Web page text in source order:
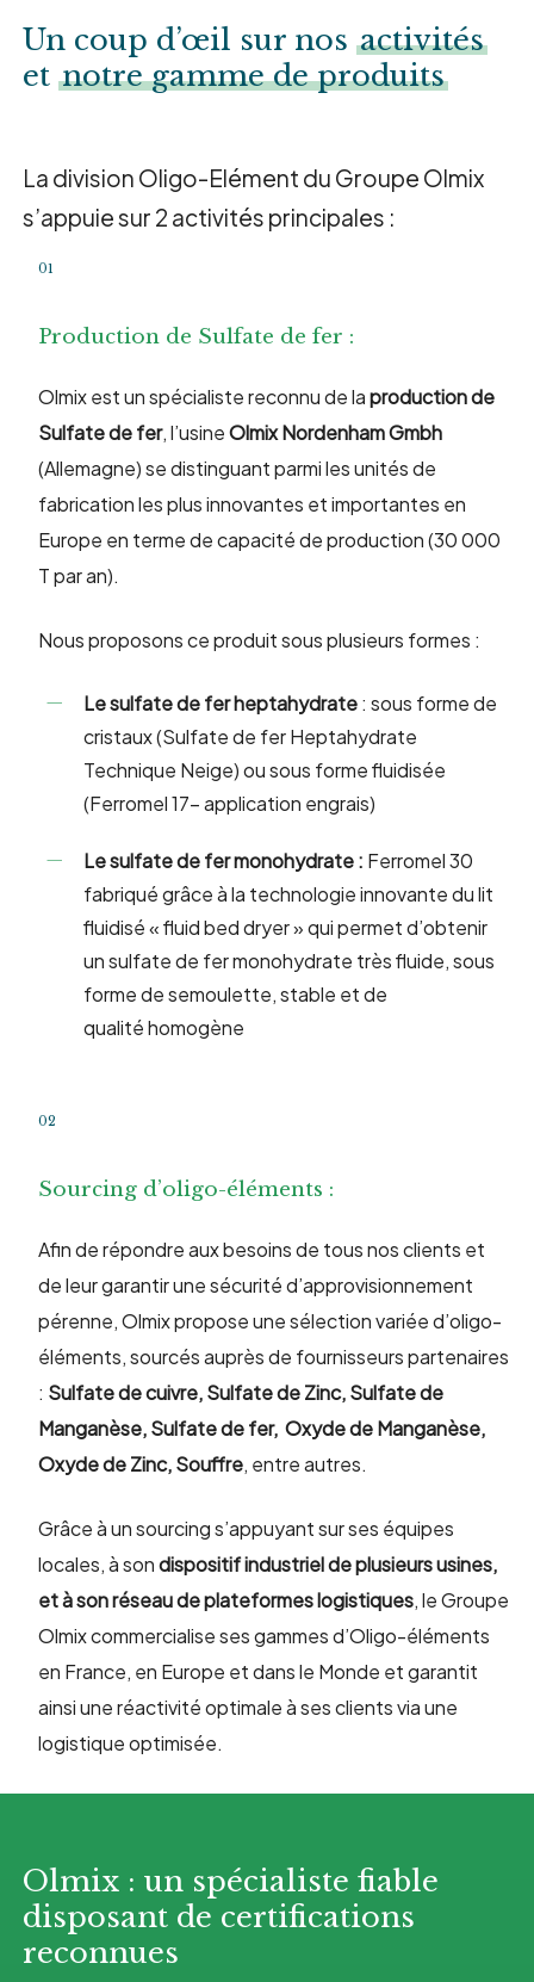
Un coup d’œil sur nos activités
et notre gamme de produits
La division Oligo-Elément du Groupe Olmix
s’appuie sur 2 activités principales :
01
Production de Sulfate de fer :
Olmix est un spécialiste reconnu de laproduction de
Sulfate de fer, l’usineOlmix Nordenham Gmbh
(Allemagne) se distinguant parmi les unités de
fabrication les plus innovantes et importantes en
Europe en terme de capacité de production (30 000
T par an).
Nous proposons ce produit sous plusieurs formes :
Le sulfate de ferheptahydrate: sous forme de
cristaux (Sulfate de fer Heptahydrate
Technique Neige) ou sous forme fluidisée
(Ferromel 17- application engrais)
Le sulfate de fer monohydrate : Ferromel 30
fabriqué grâce à la technologie innovante du lit
fluidisé « fluid bed dryer » qui permet d’obtenir
un sulfate de fer monohydrate très fluide, sous
forme de semoulette, stable et de
qualité homogène
02
Sourcing d’oligo-éléments :
Afin de répondre aux besoins de tous nos clients et
de leur garantir une sécurité d’approvisionnement
pérenne, Olmix propose une sélection variée d’oligo-
éléments, sourcés auprès de fournisseurs partenaires
: Sulfate de cuivre, Sulfate de Zinc, Sulfate de
Manganèse, Sulfate de fer, Oxyde de Manganèse,
Oxyde de Zinc, Souffre, entre autres.
Grâce à un sourcing s’appuyant sur ses équipes
locales, à sondispositif industriel de plusieurs usines,
età son réseau de plateformes logistiques, le Groupe
Olmix commercialise ses gammes d’Oligo-éléments
en France, en Europe et dans le Monde et garantit
ainsi une réactivité optimale à ses clients via une
logistique optimisée.
Olmix : un spécialiste fiable
disposant de certifications
reconnues